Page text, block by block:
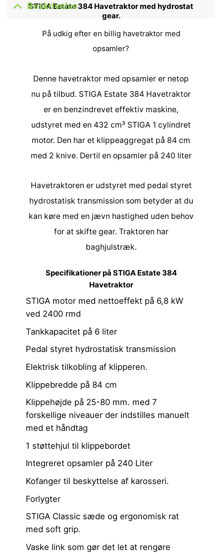
Beskrivelse
STIGA Estate 384 Havetraktor med hydrostat
gear.
På udkig efter en billig havetraktor med
opsamler?
Denne havetraktor med opsamler er netop
nu på tilbud. STIGA Estate 384 Havetraktor
er en benzindrevet effektiv maskine,
udstyret med en 432 cm³ STIGA 1 cylindret
motor. Den har et klippeaggregat på 84 cm
med 2 knive. Dertil en opsamler på 240 liter
Havetraktoren er udstyret med pedal styret
hydrostatisk transmission som betyder at du
kan køre med en jævn hastighed uden behov
for at skifte gear. Traktoren har
baghjulstræk.
Specifikationer på STIGA Estate 384
Havetraktor
STIGA motor med nettoeffekt på 6,8 kW
ved 2400 rmd
Tankkapacitet på 6 liter
Pedal styret hydrostatisk transmission
Elektrisk tilkobling af klipperen.
Klippebredde på 84 cm
Klippehøjde på 25-80 mm. med 7
forskellige niveauer der indstilles manuelt
med et håndtag
1 støttehjul til klippebordet
Integreret opsamler på 240 Liter
Kofanger til beskyttelse af karosseri.
Forlygter
STIGA Classic sæde og ergonomisk rat
med soft grip.
Vaske link som gør det let at rengøre